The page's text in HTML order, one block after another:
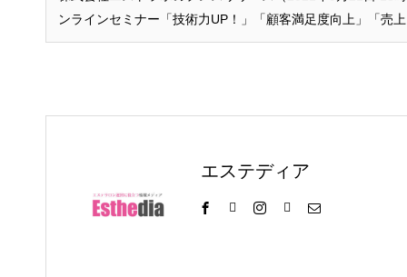
ンラインセミナー「技術力UP！」「顧客満足度向上」「売
エステディア